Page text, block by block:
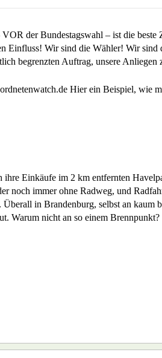
der Bundestagswahl – ist die beste
Einfluss! Wir sind die Wähler! Wir sind
begrenzten Auftrag, unsere Anliegen
Hier ein Beispiel, wie
ihre Einkäufe im 2 km entfernten
noch immer ohne Radweg, und
in Brandenburg, selbst an kaum
Warum nicht an so einem Brennpunkt?